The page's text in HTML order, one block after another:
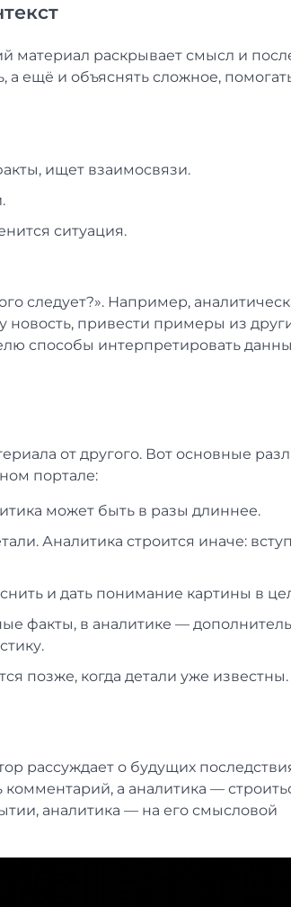
материал раскрывает смысл и
а ещё и объяснять сложное,
ищет взаимосвязи.
ситуация.
следует?». Например,
новость, привести примеры из
способы интерпретировать
от другого. Вот основные
портале:
может быть в разы длиннее.
Аналитика строится иначе:
и дать понимание картины в
факты, в аналитике —
позже, когда детали уже известны.
рассуждает о будущих
а аналитика —
аналитика — на его смысловой